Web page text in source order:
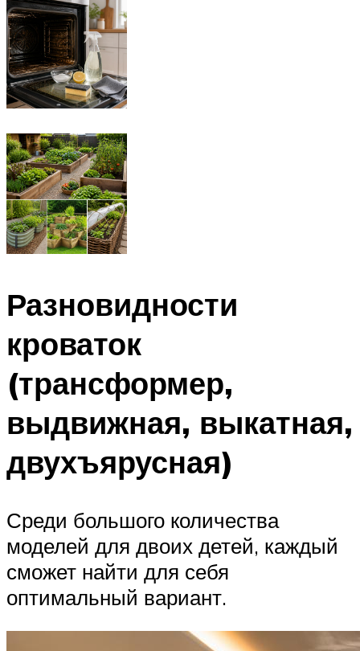
Разновидности
кроваток
(трансформер,
выдвижная, выкатная,
двухъярусная)
Среди большого количества
моделей для двоих детей, каждый
сможет найти для себя
оптимальный вариант.